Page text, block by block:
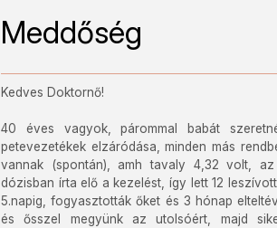
Meddőség
Kedves Doktornő!
40 éves vagyok, párommal babát
petevezetékek elzáródása, minden más
vannak (spontán), amh tavaly 4,32 volt,
dózisban írta elő a kezelést, így lett 12
5.napig, fogyasztották őket és 3 hónap
és ősszel megyünk az utolsóért, majd